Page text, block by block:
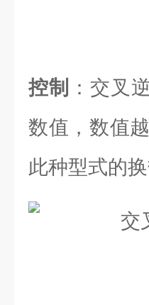
控制
：交叉
数值，数值
此种型式的